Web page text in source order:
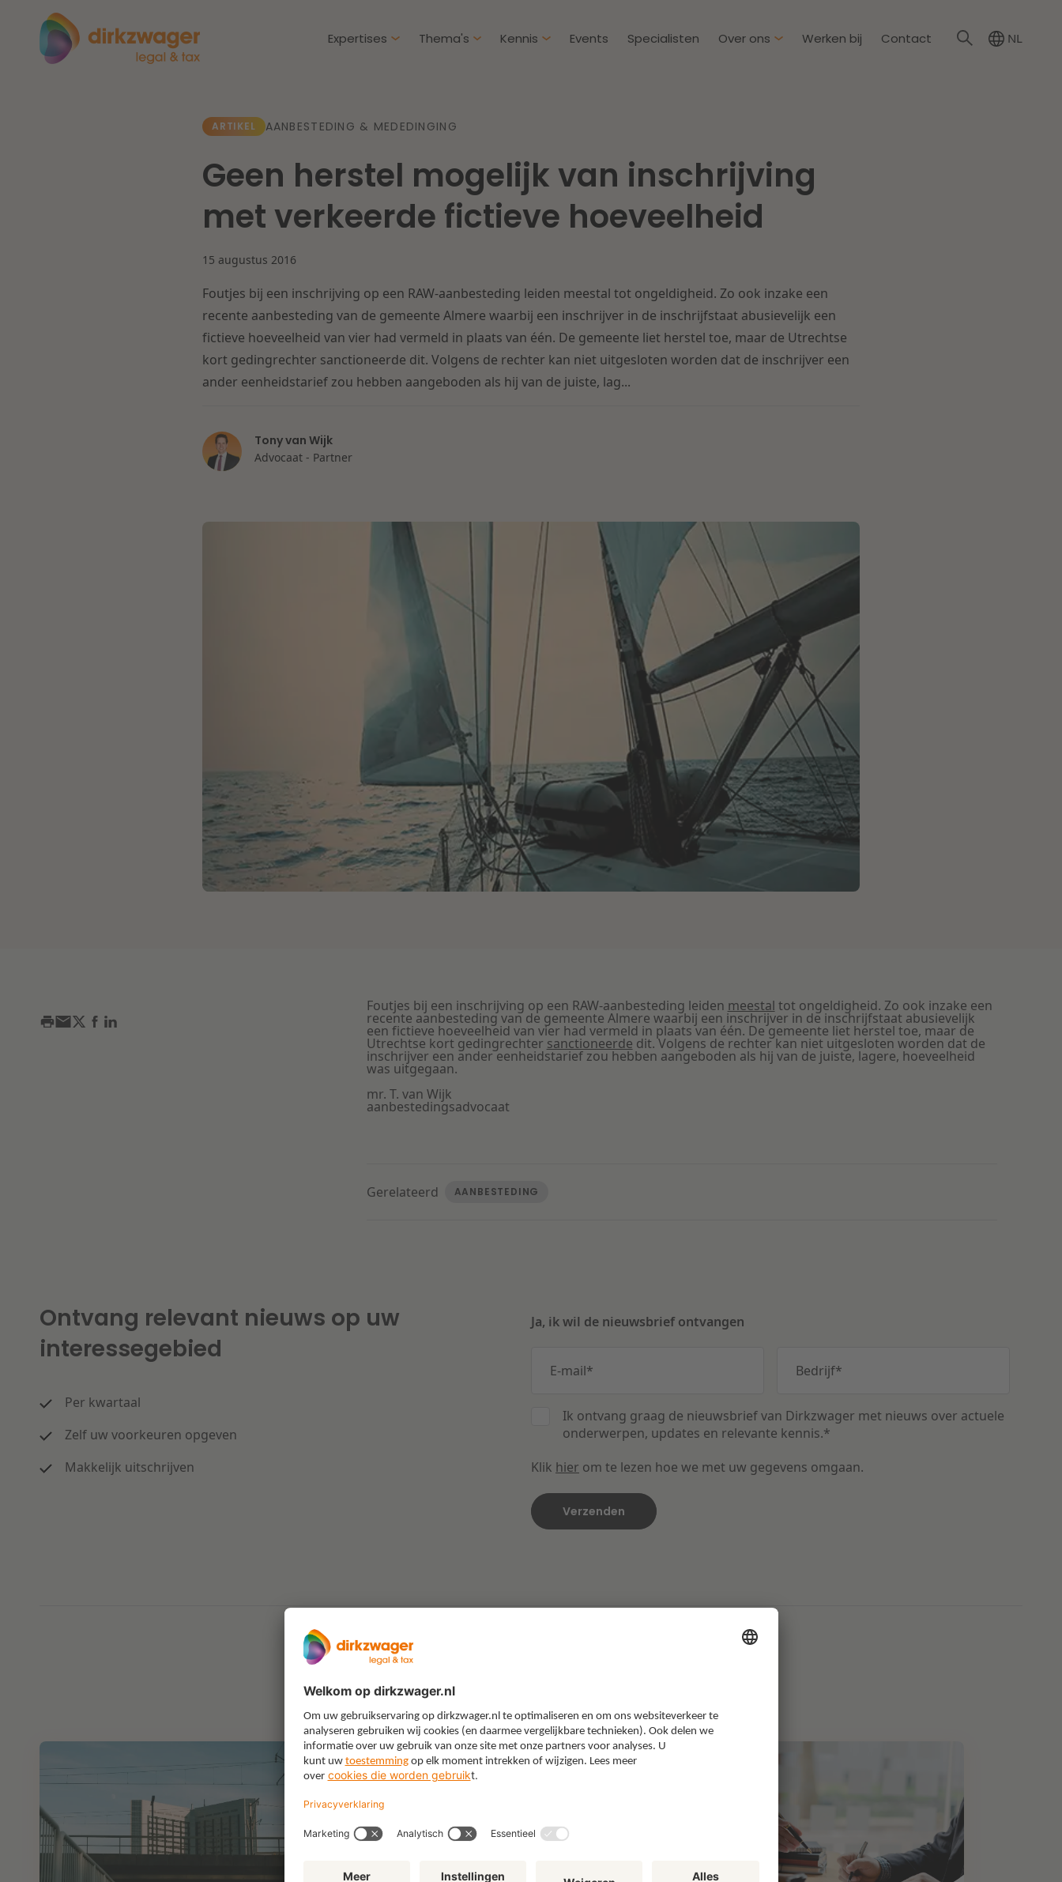
Expertises
IE & Innovatie
Herstructurering & Insolventie
Zorg & Sociaal domein
Vastgoed
Overheid & Omgeving
Aanbesteding & Mededinging
Litigation
Onderwijs
Thema's
energietransitie
Dichtbij een
toekomstbestendige
zorg
Dichtbij de kansen en
uitdagingen in de
woningbouw
Dichtbij de wendbare
Kennis Events Specialisten Over ons
Nieuws
Werken bij Contact NL
ARTIKEL AANBESTEDING & MEDEDINGING
Geen herstel mogelijk van inschrijving
met verkeerde fictieve hoeveelheid
15 augustus 2016
Foutjes bij een inschrijving op een RAW-aanbesteding leiden meestal tot ongeldigheid. Zo ook inzake een
recente aanbesteding van de gemeente Almere waarbij een inschrijver in de inschrijfstaat abusievelijk een
fictieve hoeveelheid van vier had vermeld in plaats van één. De gemeente liet herstel toe, maar de Utrechtse
kort gedingrechter sanctioneerde dit. Volgens de rechter kan niet uitgesloten worden dat de inschrijver een
ander eenheidstarief zou hebben aangeboden als hij van de juiste, lag...
Tony van Wijk
Advocaat - Partner
Foutjes bij een inschrijving op een RAW-aanbesteding leiden meestal tot ongeldigheid. Zo ook inzake een
recente aanbesteding van de gemeente Almere waarbij een inschrijver in de inschrijfstaat abusievelijk
een fictieve hoeveelheid van vier had vermeld in plaats van één. De gemeente liet herstel toe, maar de
Utrechtse kort gedingrechter sanctioneerde dit. Volgens de rechter kan niet uitgesloten worden dat de
inschrijver een ander eenheidstarief zou hebben aangeboden als hij van de juiste, lagere, hoeveelheid
was uitgegaan.
mr. T. van Wijk
aanbestedingsadvocaat
Gerelateerd AANBESTEDING
Ontvang relevant nieuws op uw
interessegebied
Per kwartaal
Zelf uw voorkeuren opgeven
Makkelijk uitschrijven
Ja, ik wil de nieuwsbrief ontvangen
E-mail* Bedrijf*
Ik ontvang graag de nieuwsbrief van Dirkzwager met nieuws over actuele
onderwerpen, updates en relevante kennis.*
Klik hier om te lezen hoe we met uw gegevens omgaan.
Gerelateerd